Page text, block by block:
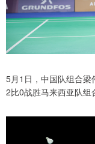
5月1日，中国队组合梁
2比0战胜马来西亚队